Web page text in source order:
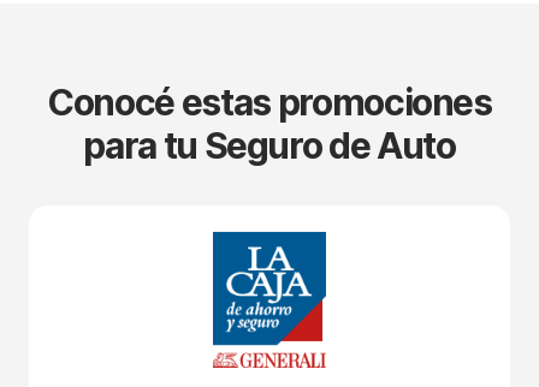
Conocé estas promociones
para tu Seguro de Auto